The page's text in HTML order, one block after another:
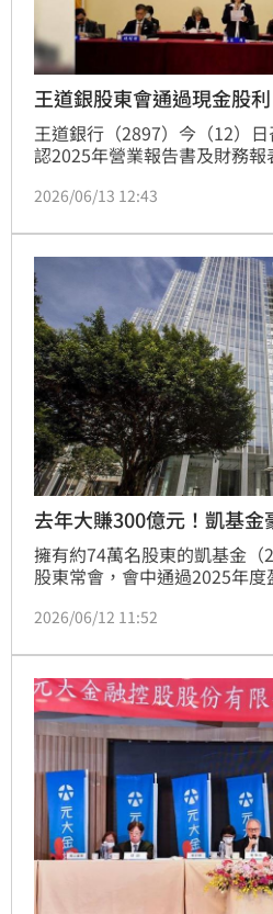
王道銀股東會通過現金股
王道銀行（2897）今（12）
認2025年營業報告書及財務
0.54元現金股利，此外，股東
2026/06/13 12:43
去年大賺300億元！凱基金
擁有約74萬名股東的凱基金
股東常會，會中通過2025年
2026/06/12 11:52